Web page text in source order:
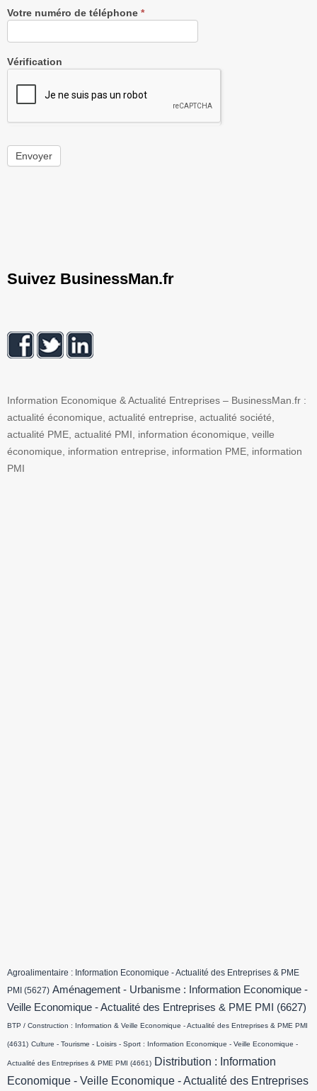
Votre numéro de téléphone *
Vérification
Envoyer
Suivez BusinessMan.fr
Information Economique & Actualité Entreprises – BusinessMan.fr :
actualité économique, actualité entreprise, actualité société,
actualité PME, actualité PMI, information économique, veille
économique, information entreprise, information PME, information
PMI
Agroalimentaire : Information Economique - Actualité des Entreprises & PME
PMI (5627) Aménagement - Urbanisme : Information Economique -
Veille Economique - Actualité des Entreprises & PME PMI
(6627)
BTP / Construction : Information & Veille Economique - Actualité des Entreprises & PME PMI
(4631) Culture - Tourisme - Loisirs - Sport : Information Economique - Veille Economique -
Actualité des Entreprises & PME PMI (4661) Distribution : Information
Economique - Veille Economique - Actualité des Entreprises